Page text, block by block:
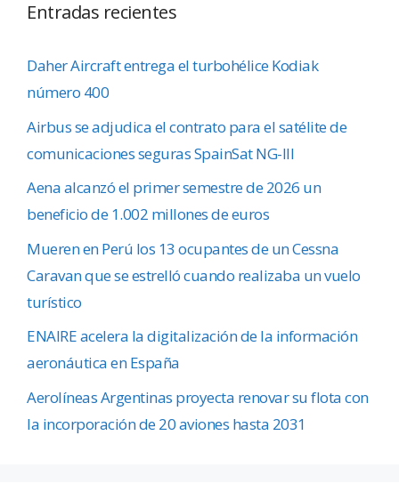
Entradas recientes
Daher Aircraft entrega el turbohélice Kodiak
número 400
Airbus se adjudica el contrato para el satélite de
comunicaciones seguras SpainSat NG-III
Aena alcanzó el primer semestre de 2026 un
beneficio de 1.002 millones de euros
Mueren en Perú los 13 ocupantes de un Cessna
Caravan que se estrelló cuando realizaba un vuelo
turístico
ENAIRE acelera la digitalización de la información
aeronáutica en España
Aerolíneas Argentinas proyecta renovar su flota con
la incorporación de 20 aviones hasta 2031